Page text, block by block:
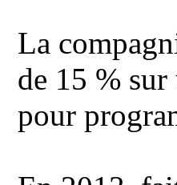
La
de 15 %
pour